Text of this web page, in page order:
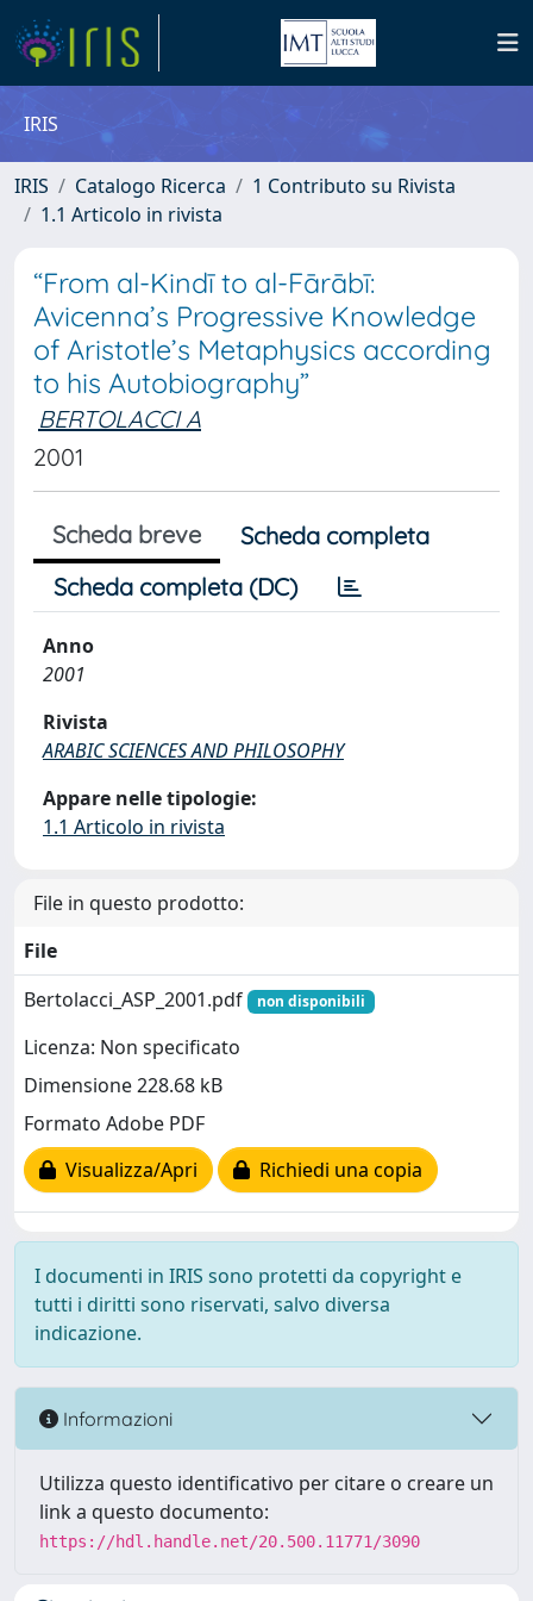
IRIS
IRIS Catalogo Ricerca
1 Contributo su Rivista
1.1 Articolo in rivista
“From al-Kindī to al-Fārābī:
Avicenna’s Progressive Knowledge
of Aristotle’s Metaphysics according
to his Autobiography”
BERTOLACCI A
2001
Scheda breve
Scheda completa
Scheda completa (DC)
Anno
2001
Rivista
ARABIC SCIENCES AND PHILOSOPHY
Appare nelle tipologie:
1.1 Articolo in rivista
File in questo prodotto:
File
Bertolacci_ASP_2001.pdf
non disponibili
Licenza: Non specificato
Dimensione 228.68 kB
Formato Adobe PDF
Visualizza/Apri
Richiedi una copia
I documenti in IRIS sono protetti da copyright e
tutti i diritti sono riservati, salvo diversa
indicazione.
Informazioni
Utilizza questo identificativo per citare o creare un
link a questo documento:
https://hdl.handle.net/20.500.11771/3090